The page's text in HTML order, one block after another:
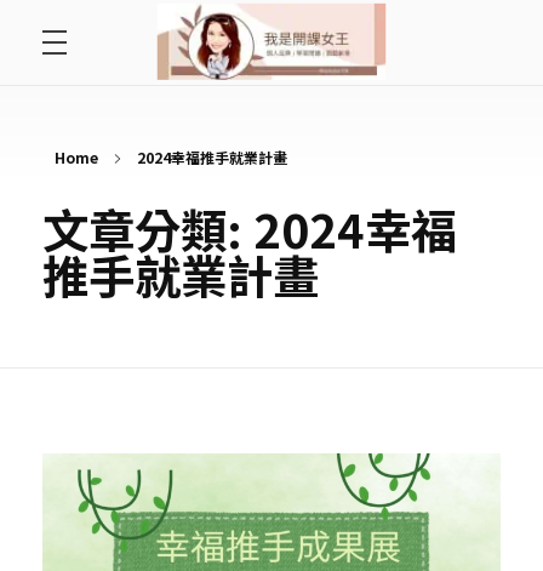
好好說故事
最愛讀書會
遇見好課程
Home 2024幸福推手就業計畫
文章分類: 2024幸福
推手就業計畫